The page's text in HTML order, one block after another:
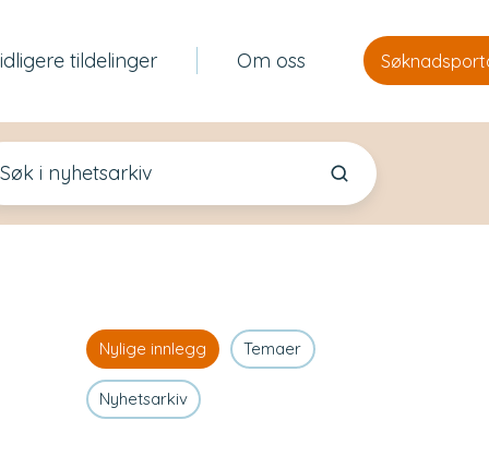
tildelinger Om oss
Nylige innlegg Temaer
Nyhetsarkiv